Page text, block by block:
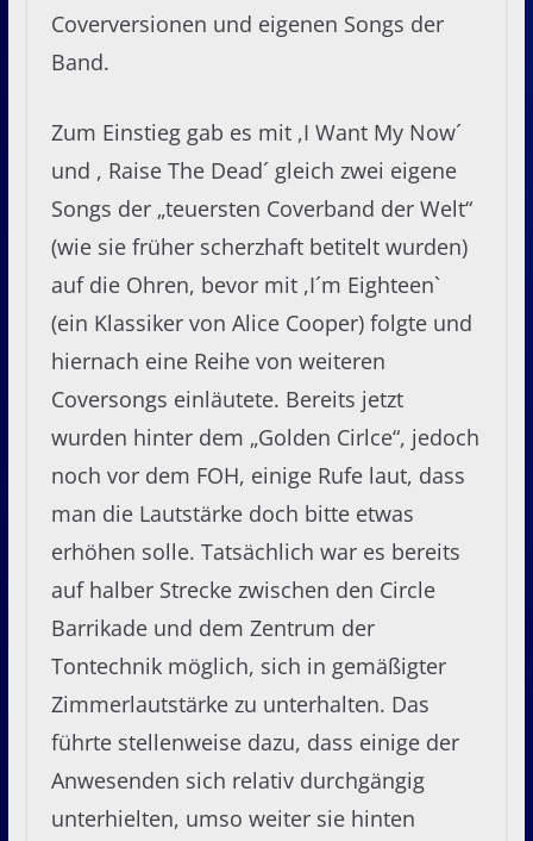
Coverversionen und eigenen Songs der
Band.
Zum Einstieg gab es mit ,I Want My Now´
und , Raise The Dead´ gleich zwei eigene
Songs der „teuersten Coverband der Welt“
(wie sie früher scherzhaft betitelt wurden)
auf die Ohren, bevor mit ,I´m Eighteen`
(ein Klassiker von Alice Cooper) folgte und
hiernach eine Reihe von weiteren
Coversongs einläutete. Bereits jetzt
wurden hinter dem „Golden Cirlce“, jedoch
noch vor dem FOH, einige Rufe laut, dass
man die Lautstärke doch bitte etwas
erhöhen solle. Tatsächlich war es bereits
auf halber Strecke zwischen den Circle
Barrikade und dem Zentrum der
Tontechnik möglich, sich in gemäßigter
Zimmerlautstärke zu unterhalten. Das
führte stellenweise dazu, dass einige der
Anwesenden sich relativ durchgängig
unterhielten, umso weiter sie hinten